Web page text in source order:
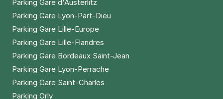
Parking Gare d'Austerlitz
Parking Gare Lyon-Part-Dieu
Parking Gare Lille-Europe
Parking Gare Lille-Flandres
Parking Gare Bordeaux Saint-Jean
Parking Gare Lyon-Perrache
Parking Gare Saint-Charles
Parking Orly